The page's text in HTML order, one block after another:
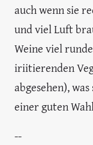
auch wenn sie
und viel Luft
Weine viel
iriitierenden
abgesehen),
einer guten
--